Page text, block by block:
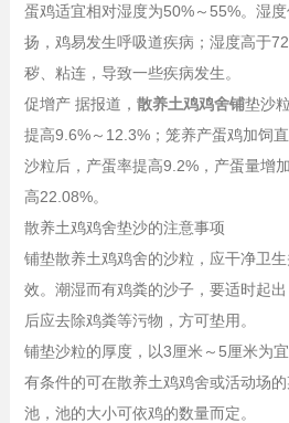
蛋鸡适宜相对湿度为50%～55%。湿
扬，鸡易发生呼吸道疾病；湿度高于
秽、粘连，导致一些疾病发生。
促增产 据报道， 散养土鸡鸡舍铺垫沙
提高9.6%～12.3%；笼养产蛋鸡加饲
沙粒后，产蛋率提高9.2%，产蛋量增
高22.08%。
散养土鸡鸡舍垫沙的注意事项
铺垫散养土鸡鸡舍的沙粒，应干净卫
效。潮湿而有鸡粪的沙子，要适时起
后应去除鸡粪等污物，方可垫用。
铺垫沙粒的厚度，以3厘米～5厘米为宜
有条件的可在散养土鸡鸡舍或活动场
池，池的大小可依鸡的数量而定。